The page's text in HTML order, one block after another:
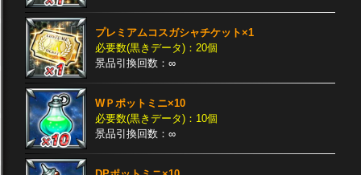
プレミアムコスガシャチケット×1
必要数(黒きデータ)：20個
景品引換回数：∞
WＰポットミニ×10
必要数(黒きデータ)：10個
景品引換回数：∞